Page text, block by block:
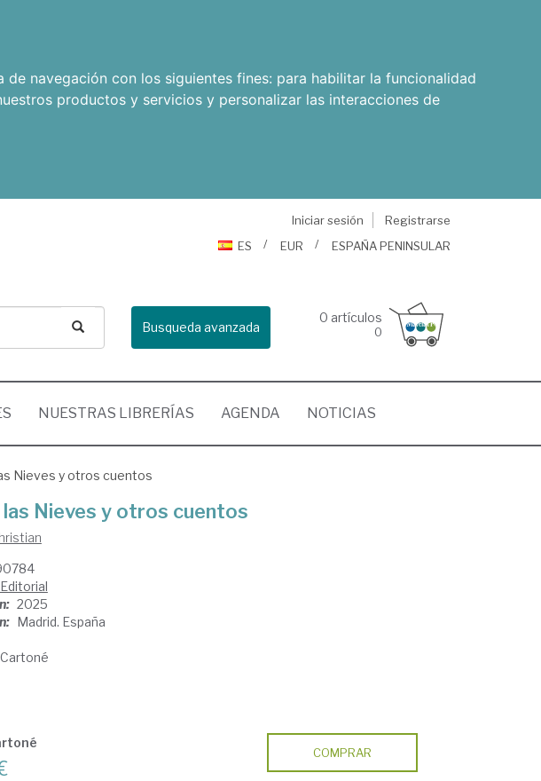
navegación con los siguientes fines: para habilitar la funcionalidad
productos y servicios y personalizar las interacciones de
Iniciar sesión
Registrarse
ES
EUR ESPAÑA PENINSULAR
Busqueda avanzada
0 artículos
0
NUESTRAS LIBRERÍAS AGENDA NOTICIAS
Nieves y otros cuentos
las Nieves y otros cuentos
2025
Madrid. España
Cartoné
COMPRAR